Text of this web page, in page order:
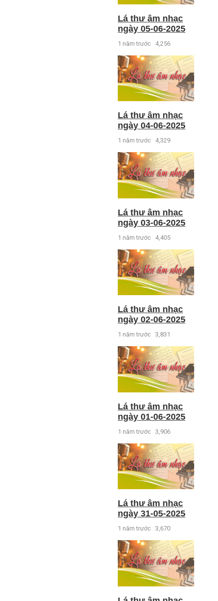
Lá thư âm nhạc
ngày 05-06-2025
1 năm trước 4,256
Lá thư âm nhạc
ngày 04-06-2025
1 năm trước 4,329
Lá thư âm nhạc
ngày 03-06-2025
1 năm trước 4,405
Lá thư âm nhạc
ngày 02-06-2025
1 năm trước 3,831
Lá thư âm nhạc
ngày 01-06-2025
1 năm trước 3,906
Lá thư âm nhạc
ngày 31-05-2025
1 năm trước 3,670